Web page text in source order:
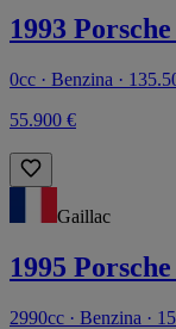
1993
0cc · Benzina ·
55.900 €
Gaillac
1995
2990cc · Benzina ·